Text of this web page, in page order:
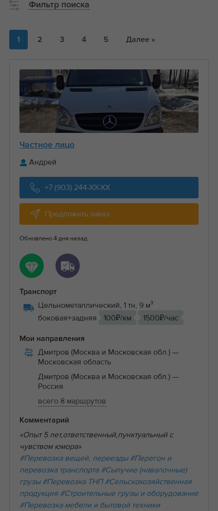
1 2 3 4 5 Далее »
Частное лицо
Андрей
+7 (903) 244-XX-XX
Предложить заказ
Обновлено 4 дня назад
Транспорт
Цельнометаллический, 1 тн, 9 м³
боковая+задняя
100₽/км 1500₽/час
Мои направления
Дмитров (Москва и Московская обл.) —
Московская область
Дмитров (Москва и Московская обл.) —
Россия
всего 8 маршрутов
Комментарий
«Опыт 5 лет,ответственный,пунктуальный с
чувством юмора»
#Перевозка вещей, переезды #Перегон и
перевозка транспорта #Сыпучие (навалочные)
грузы #Перевозка ТНП #Сельскохозяйственная
продукция #Строительные грузы и оборудование
#Перевозка мебели и бытовой техники
Фильтр поиска